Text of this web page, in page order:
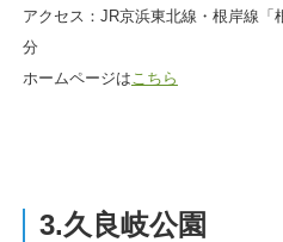
アクセス：JR京浜東北線・根岸線
分
ホームページは こちら
3.久良岐公園